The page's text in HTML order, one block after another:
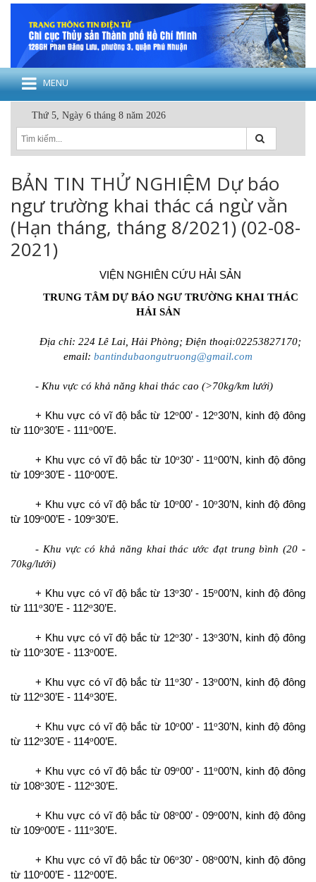
MENU
Thứ 5, Ngày 6 tháng 8 năm 2026
BẢN TIN THỬ NGHIỆM Dự báo
ngư trường khai thác cá ngừ vằn
(Hạn tháng, tháng 8/2021) (02-08-
2021)
VIỆN NGHIÊN CỨU HẢI SẢN
TRUNG TÂM DỰ BÁO NGƯ TRƯỜNG KHAI THÁC
HẢI SẢN
Địa chỉ: 224 Lê Lai, Hải Phòng; Điện thoại:02253827170;
email: bantindubaongutruong@gmail.com
- Khu vực có khả năng khai thác cao (>70kg/km lưới)
+ Khu vực có vĩ độ bắc từ 12o00’ - 12o30’N, kinh độ đông
từ 110o30’E - 111o00’E.
+ Khu vực có vĩ độ bắc từ 10o30’ - 11o00’N, kinh độ đông
từ 109o30’E - 110o00’E.
+ Khu vực có vĩ độ bắc từ 10o00’ - 10o30’N, kinh độ đông
từ 109o00’E - 109o30’E.
- Khu vực có khả năng khai thác ước đạt trung bình (20 -
70kg/lưới)
+ Khu vực có vĩ độ bắc từ 13o30’ - 15o00’N, kinh độ đông
từ 111o30’E - 112o30’E.
+ Khu vực có vĩ độ bắc từ 12o30’ - 13o30’N, kinh độ đông
từ 110o30’E - 113o00’E.
+ Khu vực có vĩ độ bắc từ 11o30’ - 13o00’N, kinh độ đông
từ 112o30’E - 114o30’E.
+ Khu vực có vĩ độ bắc từ 10o00’ - 11o30’N, kinh độ đông
từ 112o30’E - 114o00’E.
+ Khu vực có vĩ độ bắc từ 09o00’ - 11o00’N, kinh độ đông
từ 108o30’E - 112o30’E.
+ Khu vực có vĩ độ bắc từ 08o00’ - 09o00’N, kinh độ đông
từ 109o00’E - 111o30’E.
+ Khu vực có vĩ độ bắc từ 06o30’ - 08o00’N, kinh độ đông
từ 110o00’E - 112o00’E.